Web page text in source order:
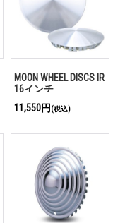
MOON WHEEL DISCS IR
16インチ
11,550円 (税込)